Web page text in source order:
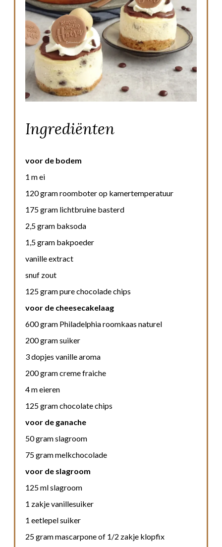
Ingrediënten
voor de bodem
1 m ei
120 gram roomboter op kamertemperatuur
175 gram lichtbruine basterd
2,5 gram baksoda
1,5 gram bakpoeder
vanille extract
snuf zout
125 gram pure chocolade chips
voor de cheesecakelaag
600 gram Philadelphia roomkaas naturel
200 gram suiker
3 dopjes vanille aroma
200 gram creme fraiche
4 m eieren
125 gram chocolate chips
voor de ganache
50 gram slagroom
75 gram melkchocolade
voor de slagroom
125 ml slagroom
1 zakje vanillesuiker
1 eetlepel suiker
25 gram mascarpone of 1/2 zakje klopfix